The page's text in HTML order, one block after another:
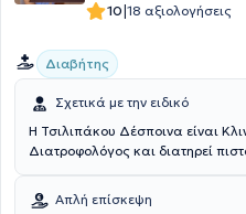
10|18 αξιολογήσεις
Διαβήτης
Σχετικά με την ειδικό
Η Τσιλιπάκου Δέσποινα είναι
Διατροφολόγος και διατηρεί
Διατροφής – Διαιτολογίας του
Εκπαιδευτικού Ιδρύματος
Απλή επίσκεψη